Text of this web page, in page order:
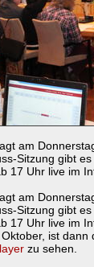
am
Sitzung gibt
17 Uhr live im
am
Sitzung gibt
17 Uhr live im
ist dann
zu sehen.